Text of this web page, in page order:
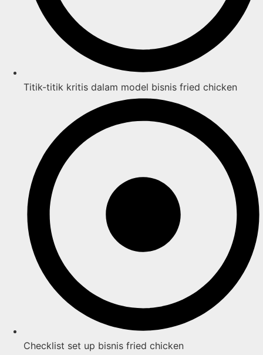
Titik-titik kritis dalam model bisnis fried chicken
Checklist set up bisnis fried chicken